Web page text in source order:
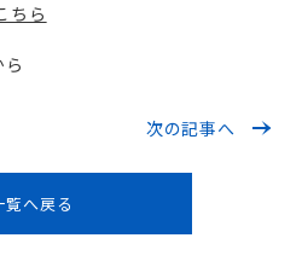
ちら
ら
覧へ戻る
次の記事へ